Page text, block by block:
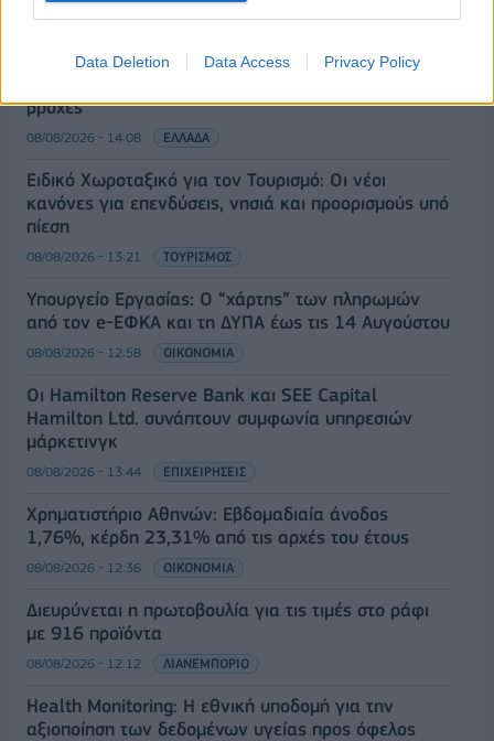
Data Deletion Data Access Privacy Policy
08/08/2026 - 14:30 ΕΛΛΑΔΑ
Δυτική Αττική: Η επόμενη ημέρα μετά τις πυρκαγιές
βροχές
08/08/2026 - 14:08 ΕΛΛΑΔΑ
Ειδικό Χωροταξικό για τον Τουρισμό: Οι νέοι
κανόνες για επενδύσεις, νησιά και προορισμούς υπό
πίεση
08/08/2026 - 13:21 ΤΟΥΡΙΣΜΟΣ
Υπουργείο Εργασίας: Ο “χάρτης” των πληρωμών
από τον e-ΕΦΚΑ και τη ΔΥΠΑ έως τις 14 Αυγούστου
08/08/2026 - 12:58 ΟΙΚΟΝΟΜΙΑ
Οι Hamilton Reserve Bank και SEE Capital
Hamilton Ltd. συνάπτουν συμφωνία υπηρεσιών
μάρκετινγκ
08/08/2026 - 13:44 ΕΠΙΧΕΙΡΗΣΕΙΣ
Χρηματιστήριο Αθηνών: Εβδομαδιαία άνοδος
1,76%, κέρδη 23,31% από τις αρχές του έτους
08/08/2026 - 12:36 ΟΙΚΟΝΟΜΙΑ
Διευρύνεται η πρωτοβουλία για τις τιμές στο ράφι
με 916 προϊόντα
08/08/2026 - 12:12 ΛΙΑΝΕΜΠΟΡΙΟ
Health Monitoring: Η εθνική υποδομή για την
αξιοποίηση των δεδομένων υγείας προς όφελος